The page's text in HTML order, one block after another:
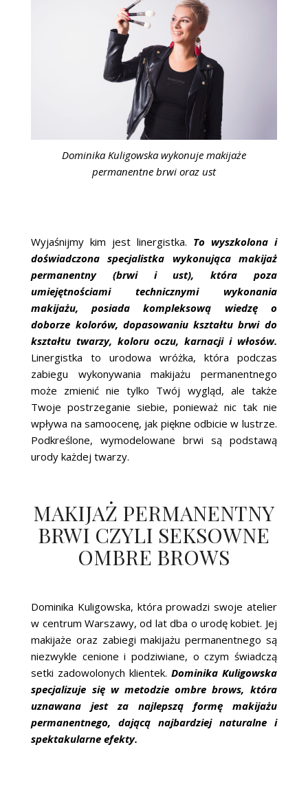
Dominika Kuligowska wykonuje makijaże
permanentne brwi oraz ust
Wyjaśnijmy kim jest linergistka. To wyszkolona i
doświadczona specjalistka wykonująca makijaż
permanentny (brwi i ust), która poza
umiejętnościami technicznymi wykonania
makijażu, posiada kompleksową wiedzę o
doborze kolorów, dopasowaniu kształtu brwi do
kształtu twarzy, koloru oczu, karnacji i włosów.
Linergistka to urodowa wróżka, która podczas
zabiegu wykonywania makijażu permanentnego
może zmienić nie tylko Twój wygląd, ale także
Twoje postrzeganie siebie, ponieważ nic tak nie
wpływa na samoocenę, jak piękne odbicie w lustrze.
Podkreślone, wymodelowane brwi są podstawą
urody każdej twarzy.
MAKIJAŻ PERMANENTNY
BRWI CZYLI SEKSOWNE
OMBRE BROWS
Dominika Kuligowska, która prowadzi swoje atelier
w centrum Warszawy, od lat dba o urodę kobiet. Jej
makijaże oraz zabiegi makijażu permanentnego są
niezwykle cenione i podziwiane, o czym świadczą
setki zadowolonych klientek. Dominika Kuligowska
specjalizuje się w metodzie ombre brows, która
uznawana jest za najlepszą formę makijażu
permanentnego, dającą najbardziej naturalne i
spektakularne efekty.